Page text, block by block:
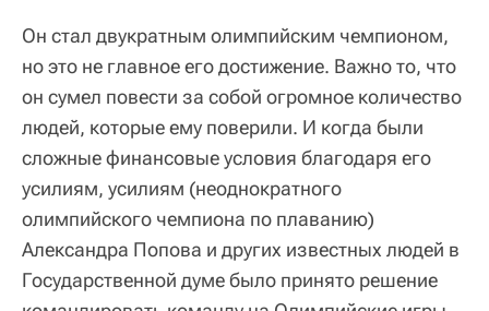
Он стал двукратным олимпийским чемпионом,
но это не главное его достижение. Важно то, что
он сумел повести за собой огромное количество
людей, которые ему поверили. И когда были
сложные финансовые условия благодаря его
усилиям, усилиям (неоднократного
олимпийского чемпиона по плаванию)
Александра Попова и других известных людей в
Государственной думе было принято решение